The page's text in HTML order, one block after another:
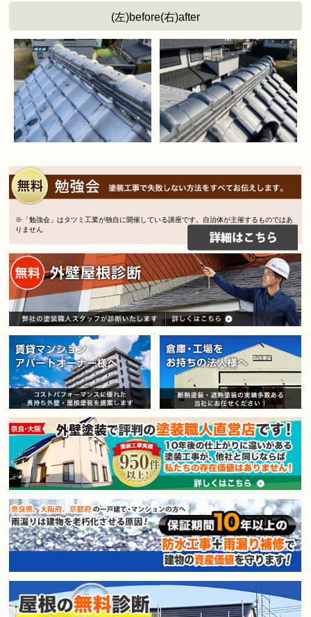
(左)before(右)after
※「勉強会」はタツミ工業が独自に開催している講座です。自治体が主催するものではあ
りません
賃貸マンション・アパートオー